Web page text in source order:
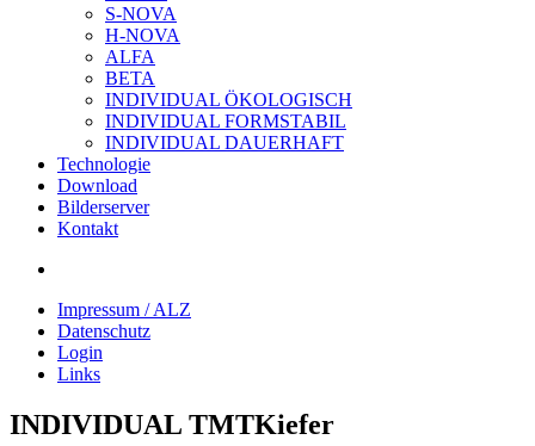
S-NOVA
H-NOVA
ALFA
BETA
INDIVIDUAL ÖKOLOGISCH
INDIVIDUAL FORMSTABIL
INDIVIDUAL DAUERHAFT
Technologie
Download
Bilderserver
Kontakt
Impressum / ALZ
Datenschutz
Login
Links
INDIVIDUAL TMTKiefer